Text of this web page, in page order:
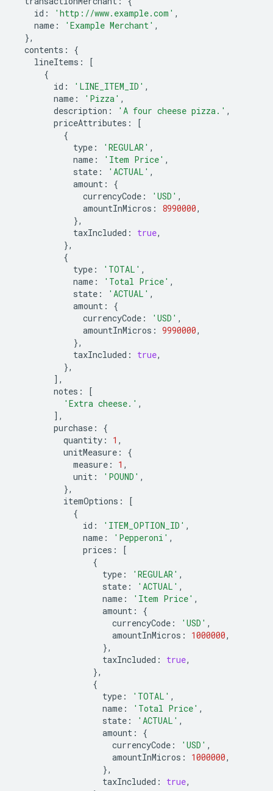
id : 'http://www.example.com' ,
name : 'Example Merchant' ,
},
contents :
{
lineItems :
[
{
id : 'LINE_ITEM_ID' ,
name : 'Pizza' ,
description : 'A four cheese pizza.' ,
priceAttributes :
[
{
type : 'REGULAR' ,
name : 'Item Price' ,
state : 'ACTUAL' ,
amount :
{
currencyCode : 'USD' ,
amountInMicros : 8990000,
},
taxIncluded : true,
},
{
type : 'TOTAL' ,
name : 'Total Price' ,
state : 'ACTUAL' ,
amount :
{
currencyCode : 'USD' ,
amountInMicros : 9990000,
},
taxIncluded : true,
},
],
notes :
[
'Extra cheese.' ,
],
purchase :
{
quantity : 1 ,
unitMeasure :
{
measure : 1 ,
unit : 'POUND' ,
},
itemOptions :
[
{
id : 'ITEM_OPTION_ID' ,
name : 'Pepperoni' ,
prices :
[
{
type : 'REGULAR' ,
state : 'ACTUAL' ,
name : 'Item Price' ,
amount :
{
currencyCode : 'USD' ,
amountInMicros : 1000000,
},
taxIncluded : true,
},
{
type : 'TOTAL' ,
name : 'Total Price' ,
state : 'ACTUAL' ,
amount :
{
currencyCode : 'USD' ,
amountInMicros : 1000000,
},
taxIncluded : true,